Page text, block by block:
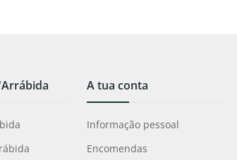
A tua conta
Informação pessoal
Encomendas